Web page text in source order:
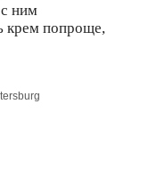
ним
крем попроще,